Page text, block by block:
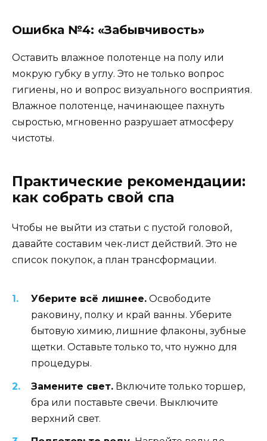
Ошибка №4: «Забывчивость»
Оставить влажное полотенце на полу или
мокрую губку в углу. Это не только вопрос
гигиены, но и вопрос визуального восприятия.
Влажное полотенце, начинающее пахнуть
сыростью, мгновенно разрушает атмосферу
чистоты.
Практические рекомендации:
как собрать свой спа
Чтобы не выйти из статьи с пустой головой,
давайте составим чек-лист действий. Это не
список покупок, а план трансформации.
Уберите всё лишнее. Освободите
раковину, полку и край ванны. Уберите
бытовую химию, лишние флаконы, зубные
щетки. Оставьте только то, что нужно для
процедуры.
Замените свет. Включите только торшер,
бра или поставьте свечи. Выключите
верхний свет.